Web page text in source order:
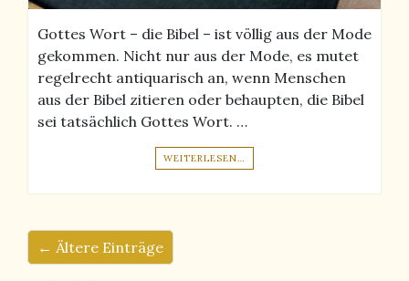
Gottes Wort – die Bibel – ist völlig aus der Mode
gekommen. Nicht nur aus der Mode, es mutet
regelrecht antiquarisch an, wenn Menschen
aus der Bibel zitieren oder behaupten, die Bibel
sei tatsächlich Gottes Wort. …
WEITERLESEN…
← Ältere Einträge